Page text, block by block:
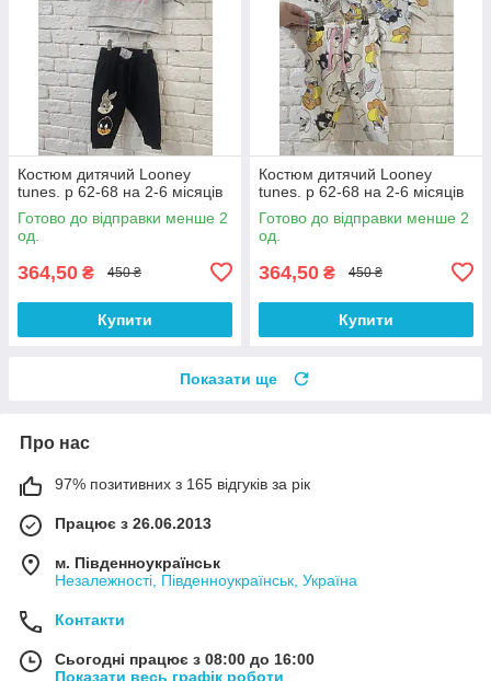
Костюм дитячий Looney
tunes. р 62-68 на 2-6 місяців
Готово до відправки менше 2
од.
364,50 ₴ 450 ₴
Купити
Костюм дитячий Looney
tunes. р 62-68 на 2-6 місяців
Готово до відправки менше 2
од.
364,50 ₴ 450 ₴
Купити
Показати ще
Про нас
97% позитивних з 165 відгуків за рік
Працює з 26.06.2013
м. Південноукраїнськ
Незалежності, Південноукраїнськ, Україна
Контакти
Сьогодні працює з 08:00 до 16:00
Показати весь графік роботи